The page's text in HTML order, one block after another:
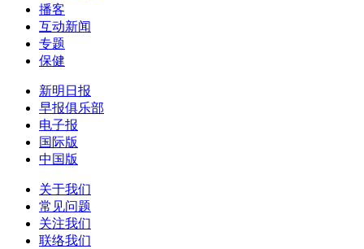
播客
互动新闻
专题
保健
新明日报
早报俱乐部
电子报
国际版
中国版
关于我们
常见问题
关注我们
联络我们